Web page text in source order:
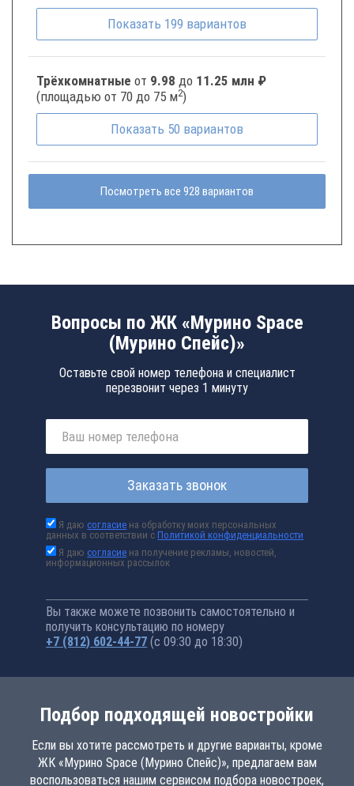
Показать 199 вариантов
Трёхкомнатные от 9.98 до 11.25 млн ₽
(площадью от 70 до 75 м2)
Показать 50 вариантов
Посмотреть все 928 вариантов
Вопросы по ЖК «Мурино Space
(Мурино Спейс)»
Оставьте свой номер телефона и специалист
перезвонит через 1 минуту
Заказать звонок
Я даюсогласие на обработку моих персональных
данных в соответствии сПолитикой конфиденциальности
Я даюсогласие на получение рекламы, новостей,
информационных рассылок
Вы также можете позвонить самостоятельно и
получить консультацию по номеру
+7 (812) 602-44-77 (с 09:30 до 18:30)
Подбор подходящей новостройки
Если вы хотите рассмотреть и другие варианты, кроме
ЖК «Мурино Space (Мурино Спейс)», предлагаем вам
воспользоваться нашим сервисом подбора новостроек,